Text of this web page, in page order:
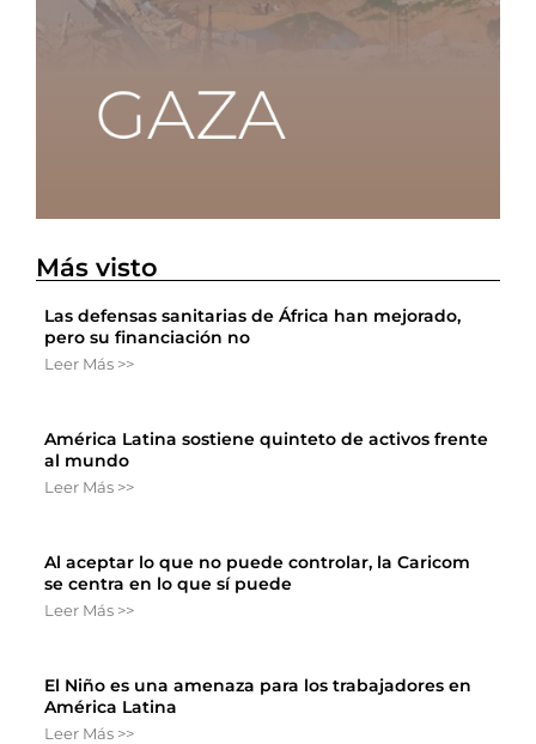
Más visto
Las defensas sanitarias de África han mejorado,
pero su financiación no
Leer Más >>
América Latina sostiene quinteto de activos frente
al mundo
Leer Más >>
Al aceptar lo que no puede controlar, la Caricom
se centra en lo que sí puede
Leer Más >>
El Niño es una amenaza para los trabajadores en
América Latina
Leer Más >>